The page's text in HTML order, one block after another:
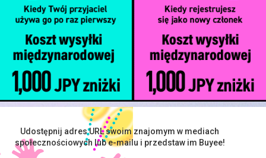
Udostępnij adres URL swoim znajomym w mediach
społecznościowych lub e-mailu i przedstaw im Buyee!